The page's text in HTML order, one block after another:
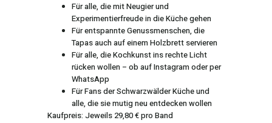
Für alle, die mit Neugier und
Experimentierfreude in die Küche gehen
Für entspannte Genussmenschen, die
Tapas auch auf einem Holzbrett servieren
Für alle, die Kochkunst ins rechte Licht
rücken wollen – ob auf Instagram oder per
WhatsApp
Für Fans der Schwarzwälder Küche und
alle, die sie mutig neu entdecken wollen
Kaufpreis: Jeweils 29,80 € pro Band